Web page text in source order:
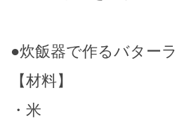
●炊飯器で作るバター
【材料】
・米 2